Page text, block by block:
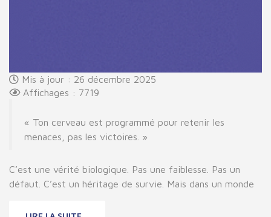
Mis à jour : 26 décembre 2025
Affichages : 7719
« Ton cerveau est programmé pour retenir les
menaces, pas les victoires. »
C’est une vérité biologique. Pas une faiblesse. Pas un
défaut. C’est un héritage de survie. Mais dans un monde